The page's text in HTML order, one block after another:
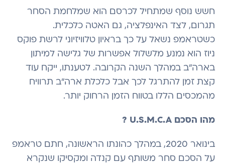
חשש נוסף שמתחיל לכרסם הוא שמלחמת הסחר
תגרום, לצד האינפלציה, גם האטה כלכלית.
כשטראמפ נשאל על כך בראיון טלוויזיוני לרשת פוקס
ניוז הוא נמנע מלשלול אפשרות של גלישה למיתון
בארה"ב במהלך השנה הקרובה. לטענתו, ייקח עוד
קצת זמן להתרגל לכך אבל כלכלת ארה"ב תרוויח
מהמכסים הללו בטווח הזמן הרחוק יותר.
מהו הסכם U.S.M.C.A ?
בינואר 2020, במהלך כהונתו הראשונה, חתם טראמפ
על הסכם סחר משותף עם קנדה ומקסיקו שנקרא